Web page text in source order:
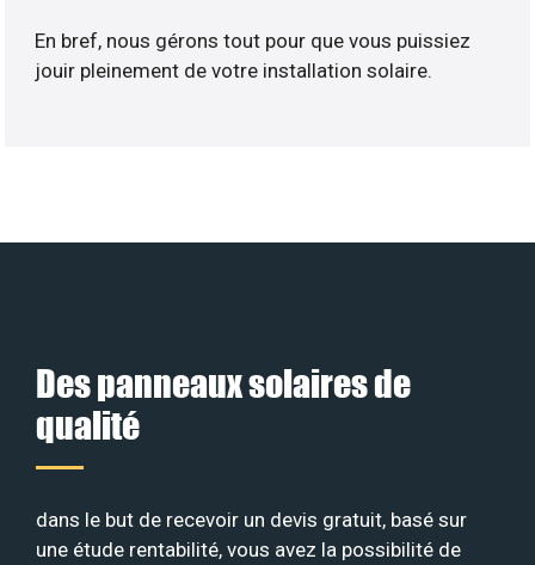
En bref, nous gérons tout pour que vous puissiez
jouir pleinement de votre installation solaire.
Des panneaux solaires de
qualité
dans le but de recevoir un devis gratuit, basé sur
une étude rentabilité, vous avez la possibilité de